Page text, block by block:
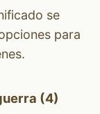
se
para
(4)